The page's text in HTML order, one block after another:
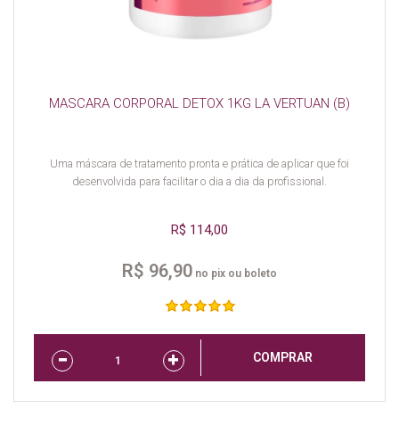
MASCARA CORPORAL DETOX 1KG LA VERTUAN (B)
Uma máscara de tratamento pronta e prática de aplicar que foi
desenvolvida para facilitar o dia a dia da profissional.
R$ 114,00
R$ 96,90 no pix ou boleto
COMPRAR